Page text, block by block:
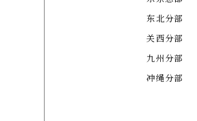
东北分部
关西分部
九州分部
冲绳分部